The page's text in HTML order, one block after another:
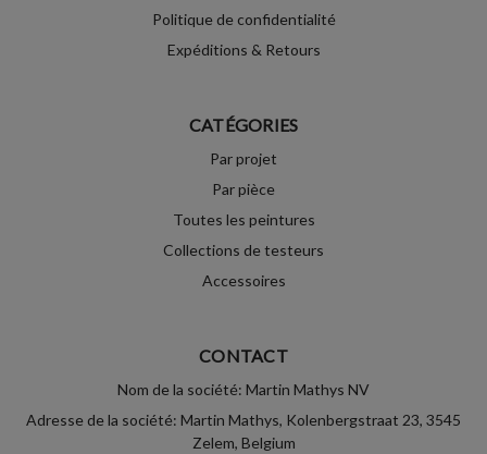
Politique de confidentialité
Expéditions & Retours
CATÉGORIES
Par projet
Par pièce
Toutes les peintures
Collections de testeurs
Accessoires
CONTACT
Nom de la société: Martin Mathys NV
Adresse de la société: Martin Mathys, Kolenbergstraat 23, 3545
Zelem, Belgium